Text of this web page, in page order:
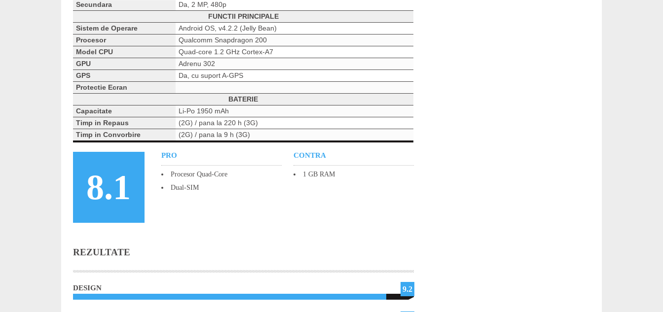
Secundara
Da, 2 MP, 480p
FUNCTII PRINCIPALE
Sistem de Operare
Android OS, v4.2.2 (Jelly Bean)
Procesor
Qualcomm Snapdragon 200
Model CPU
Quad-core 1.2 GHz Cortex-A7
GPU
Adrenu 302
GPS
Da, cu suport A-GPS
Protectie Ecran
BATERIE
Capacitate
Li-Po 1950 mAh
Timp in Repaus
(2G) / pana la 220 h (3G)
Timp in Convorbire
(2G) / pana la 9 h (3G)
8.1
PRO
Procesor Quad-Core
Dual-SIM
CONTRA
1 GB RAM
REZULTATE
DESIGN 9.2